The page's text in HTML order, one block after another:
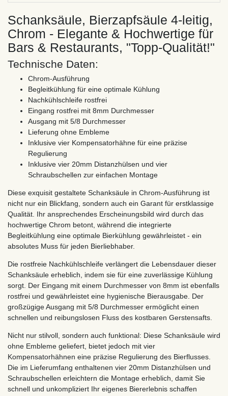
Schanksäule, Bierzapfsäule 4-leitig,
Chrom - Elegante & Hochwertige für
Bars & Restaurants, "Topp-Qualität!"
Technische Daten:
Chrom-Ausführung
Begleitkühlung für eine optimale Kühlung
Nachkühlschleife rostfrei
Eingang rostfrei mit 8mm Durchmesser
Ausgang mit 5/8 Durchmesser
Lieferung ohne Embleme
Inklusive vier Kompensatorhähne für eine präzise
Regulierung
Inklusive vier 20mm Distanzhülsen und vier
Schraubschellen zur einfachen Montage
Diese exquisit gestaltete Schanksäule in Chrom-Ausführung ist
nicht nur ein Blickfang, sondern auch ein Garant für erstklassige
Qualität. Ihr ansprechendes Erscheinungsbild wird durch das
hochwertige Chrom betont, während die integrierte
Begleitkühlung eine optimale Bierkühlung gewährleistet - ein
absolutes Muss für jeden Bierliebhaber.
Die rostfreie Nachkühlschleife verlängert die Lebensdauer dieser
Schanksäule erheblich, indem sie für eine zuverlässige Kühlung
sorgt. Der Eingang mit einem Durchmesser von 8mm ist ebenfalls
rostfrei und gewährleistet eine hygienische Bierausgabe. Der
großzügige Ausgang mit 5/8 Durchmesser ermöglicht einen
schnellen und reibungslosen Fluss des kostbaren Gerstensafts.
Nicht nur stilvoll, sondern auch funktional: Diese Schanksäule wird
ohne Embleme geliefert, bietet jedoch mit vier
Kompensatorhähnen eine präzise Regulierung des Bierflusses.
Die im Lieferumfang enthaltenen vier 20mm Distanzhülsen und
Schraubschellen erleichtern die Montage erheblich, damit Sie
schnell und unkompliziert Ihr eigenes Biererlebnis schaffen